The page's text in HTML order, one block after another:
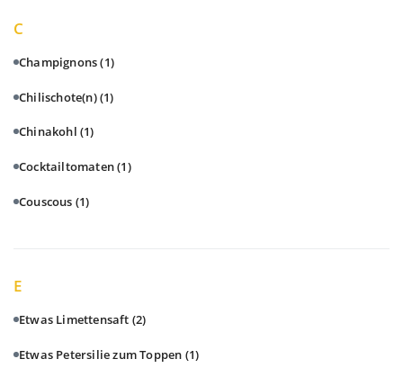
C
Champignons(1)
Chilischote(n)(1)
Chinakohl (1)
Cocktailtomaten(1)
Couscous (1)
E
Etwas Limettensaft (2)
Etwas Petersilie zum Toppen (1)